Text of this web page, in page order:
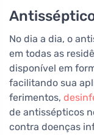
No dia a dia, o
em todas as
disponível em
facilitando sua
ferimentos,
de antissépticos
contra doenças